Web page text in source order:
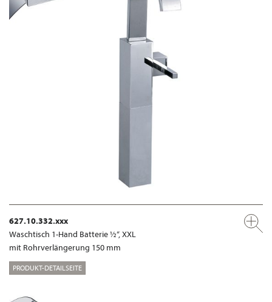
627.10.332.xxx
Waschtisch 1-Hand Batterie ½“, XXL
mit Rohrverlängerung 150 mm
PRODUKT-DETAILSEITE